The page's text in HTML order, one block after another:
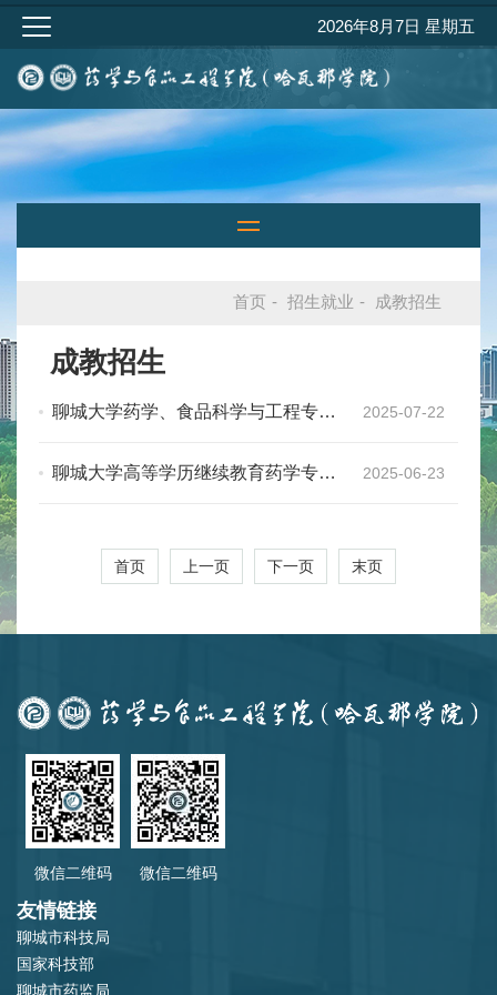
2026年8月7日 星期五
首页 - 招生就业 - 成教招生
成教招生
聊城大学药学、食品科学与工程专升
2025-07-22
聊城大学高等学历继续教育药学专业
2025-06-23
首页 上一页 下一页 末页
微信二维码 微信二维码
友情链接
聊城市科技局
国家科技部
聊城市药监局